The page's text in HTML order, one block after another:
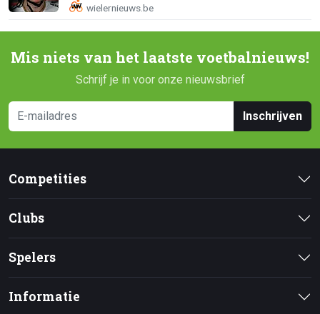
Mis niets van het laatste voetbalnieuws!
Schrijf je in voor onze nieuwsbrief
Inschrijven
Competities
Clubs
Spelers
Informatie